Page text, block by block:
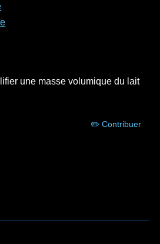
une masse volumique du lait
✏️ Contribuer